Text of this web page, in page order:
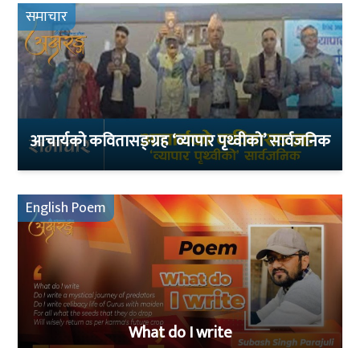
समाचार
आचार्यको कवितासङ्ग्रह ‘व्यापार पृथ्वीको’ सार्वजनिक
English Poem
What do I write